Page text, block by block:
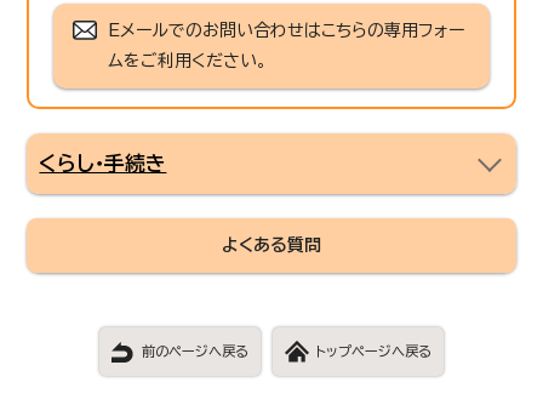
Eメールでのお問い合わせはこちらの専用フォー
ムをご利用ください。
くらし・手続き
よくある質問
前のページへ戻る トップページへ戻る